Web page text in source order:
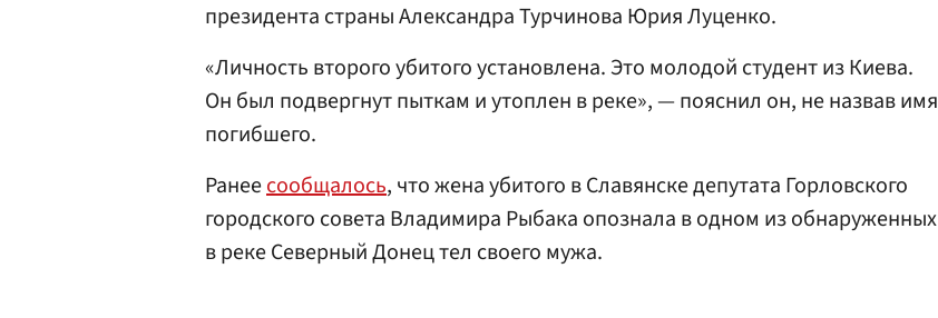
президента страны Александра Турчинова Юрия Луценко.
«Личность второго убитого установлена. Это молодой студент из Киева.
Он был подвергнут пыткам и утоплен в реке», — пояснил он, не назвав имя
погибшего.
Ранеесообщалось, что жена убитого в Славянске депутата Горловского
городского совета Владимира Рыбака опознала в одном из обнаруженных
в реке Северный Донец тел своего мужа.